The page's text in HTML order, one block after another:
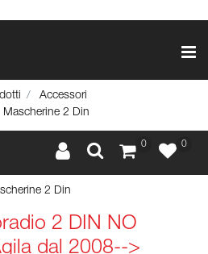
Accessori
Mascherine 2 Din
0 0
2 Din
2 DIN NO
dal 2008-->